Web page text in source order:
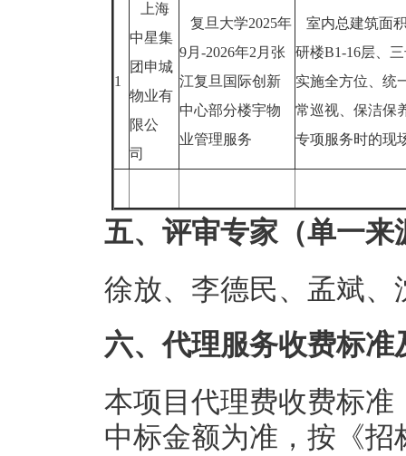
1
上海
中星集
团申城
物业有
限公
司
复旦大学2025年
9月-2026年2月张
江复旦国际创新
中心部分楼宇物
业管理服务
室内总建筑面
研楼B1-16层、
实施全方位、统
常巡视、保洁保
专项服务时的现
五、评审专家（单一
徐放、李德民、孟斌、
六、代理服务收费标准
本项目代理费收费标
中标金额为准，按《